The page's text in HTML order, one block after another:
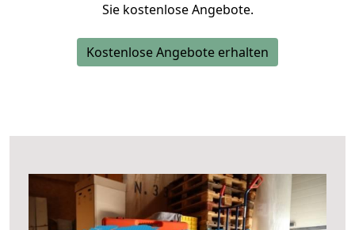
Sie kostenlose Angebote.
Kostenlose Angebote erhalten